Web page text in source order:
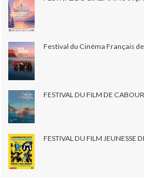
Festival du Cinéma Français
FESTIVAL DU FILM DE
FESTIVAL DU FILM JEUNESSE